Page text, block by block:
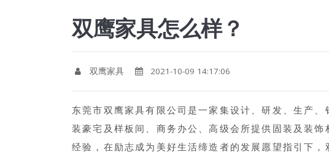
双鹰家具怎么样？
双鹰家具 2021-10-09 14:17:06
东莞市双鹰家具有限公司是一家集设计、研发、生产
装豪宅及样板间、商务办公、高级会所提供固装及装
经验，在励志成为美好生活缔造者的发展愿望指引下